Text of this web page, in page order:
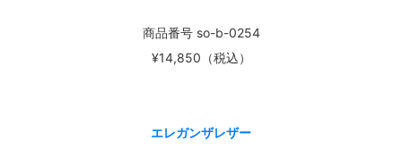
商品番号 so-b-0254
¥14,850（税込）
エレガンザレザー